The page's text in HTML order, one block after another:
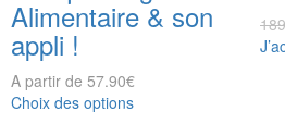
Alimentaire & son
appli !
A partir de 57.90€
Choix des options